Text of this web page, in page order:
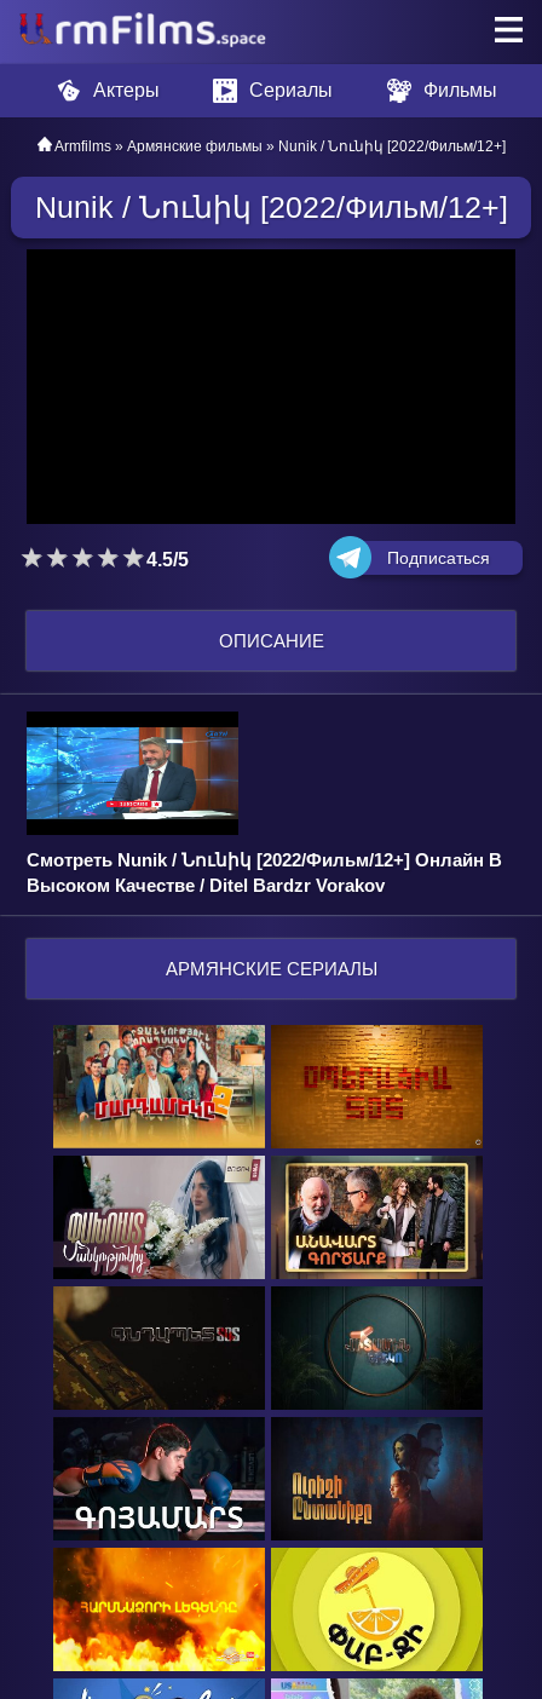
Актеры Сериалы Фильмы
Armfilms » Армянские фильмы » Nunik / Նունիկ [2022/Фильм/12+]
Nunik / Նունիկ [2022/Фильм/12+]
4.5/5 Подписаться
ОПИСАНИЕ
Смотреть Nunik / Նունիկ [2022/Фильм/12+] Онлайн В
Высоком Качестве / Ditel Bardzr Vorakov
АРМЯНСКИЕ СЕРИАЛЫ